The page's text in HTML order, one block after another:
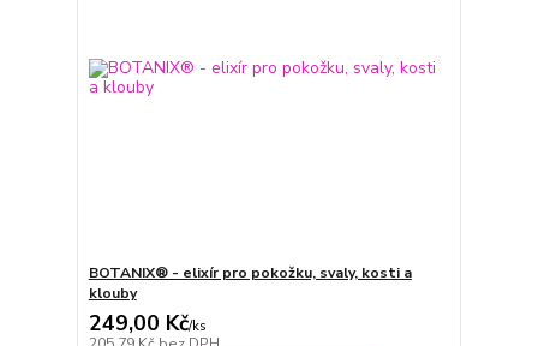
BOTANIX® - elixír pro pokožku, svaly, kosti a
klouby
249,00 Kč/ks